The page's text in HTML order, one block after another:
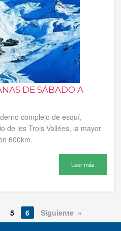
DE SÁBADO A
complejo de esquí,
de les Trois Vallées, la mayor
600km.
Leer más
5 6 Siguiente »